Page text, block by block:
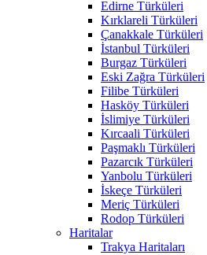
Edirne Türküleri
Kırklareli Türküleri
Çanakkale Türküleri
İstanbul Türküleri
Burgaz Türküleri
Eski Zağra Türküleri
Filibe Türküleri
Hasköy Türküleri
İslimiye Türküleri
Kırcaali Türküleri
Paşmaklı Türküleri
Pazarcık Türküleri
Yanbolu Türküleri
İskeçe Türküleri
Meriç Türküleri
Rodop Türküleri
Haritalar
Trakya Haritaları